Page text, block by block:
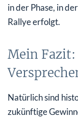
in der Phase, in
Rallye erfolgt.
Mein
Natürlich sind
zukünftige